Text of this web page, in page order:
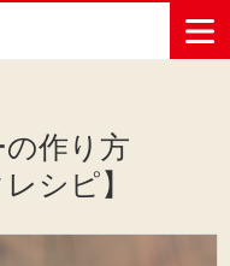
作り方
シピ】